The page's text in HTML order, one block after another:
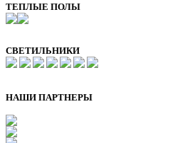
ТЕПЛЫЕ ПОЛЫ
СВЕТИЛЬНИКИ
НАШИ ПАРТНЕРЫ